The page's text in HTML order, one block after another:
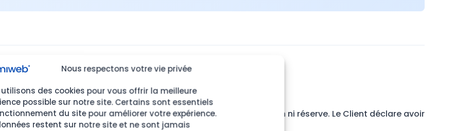
Nous respectons votre vie privée
utilisons des cookies pour vous offrir la meilleure
possible sur notre site. Certains sont essentiels
du site pour améliorer votre expérience.
restent sur notre site et ne sont jamais
pleine et entière des présentes CGV, sans restriction ni réserve. Le Client déclare avoir
la signature du devis ou le début des prestations.